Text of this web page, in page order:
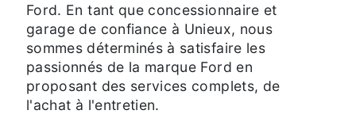
Ford. En tant que concessionnaire et
garage de confiance à Unieux, nous
sommes déterminés à satisfaire les
passionnés de la marque Ford en
proposant des services complets, de
l'achat à l'entretien.